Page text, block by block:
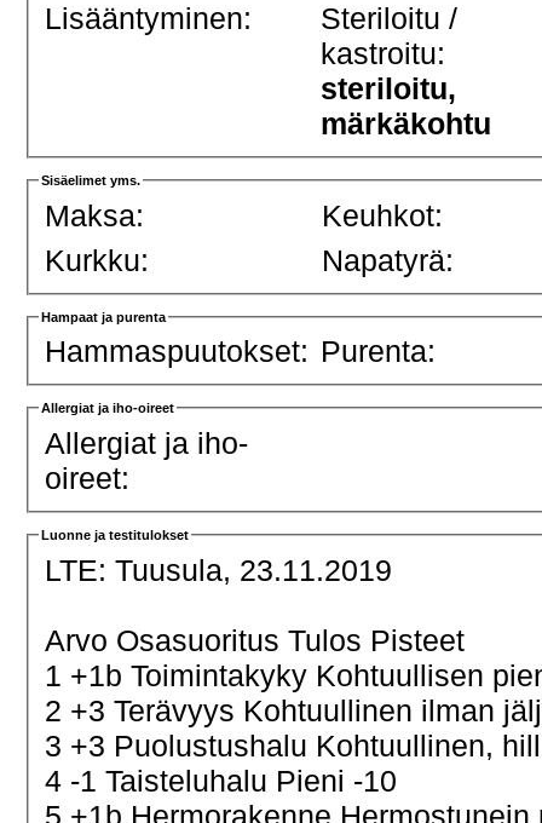
Lisääntyminen:
Steriloitu /
kastroitu:
steriloitu,
märkäkohtu
Sisäelimet yms.
Maksa:
Keuhkot:
Kurkku:
Napatyrä:
Hampaat ja purenta
Hammaspuutokset: Purenta:
Allergiat ja iho-oireet
Allergiat ja iho-
oireet:
Luonne ja testitulokset
LTE:Tuusula, 23.11.2019
Arvo Osasuoritus Tulos Pisteet
1 +1b Toimintakyky Kohtuullisen
2 +3 Terävyys Kohtuullinen ilman
3 +3 Puolustushalu Kohtuullinen,
4 -1 Taisteluhalu Pieni -10
5 +1b Hermorakenne